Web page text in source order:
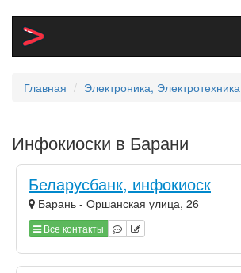
Главная Электроника, Электротехника
Инфокиоски в Барани
Беларусбанк, инфокиоск
Барань - Оршанская улица, 26
Все контакты